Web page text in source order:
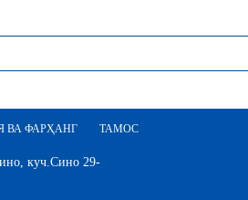
ВА ФАРҲАНГ ТАМОС
куч.Сино 29-